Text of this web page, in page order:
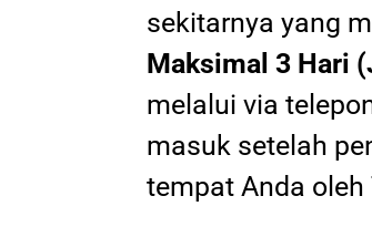
sekitarnya yang
Maksimal 3 Hari
melalui via
masuk setelah
tempat Anda